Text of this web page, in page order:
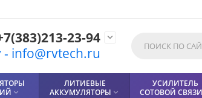
23-94
- info@rvtech.ru


ЛИТИЕВЫЕ
АККУМУЛЯТОРЫ 
УСИЛИТЕЛЬ
СОТОВОЙ СВЯЗИ